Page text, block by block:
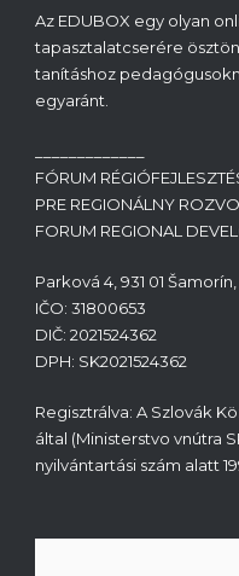
Az EDUBOX egy olyan
tapasztalatcserére
tanításhoz
egyaránt.
FÓRUM
PRE REGIONÁLNY
FORUM REGIONAL
Parková 4, 931 01
IČO: 31800653
DIČ: 2021524362
DPH: SK2021524362
Regisztrálva: A Szlovák
által (Ministerstvo vnútra
nyilvántartási szám alatt